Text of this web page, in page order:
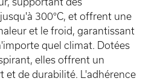
300°C, et offrent une
et le froid, garantissant
quel climat. Dotées
elles offrent un
et de durabilité. L'adhérence